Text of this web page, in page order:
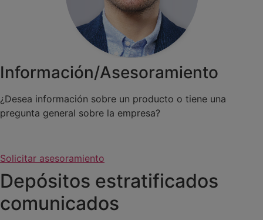
Información/Asesoramiento
¿Desea información sobre un producto o tiene una
pregunta general sobre la empresa?
Solicitar asesoramiento
Depósitos estratificados
comunicados